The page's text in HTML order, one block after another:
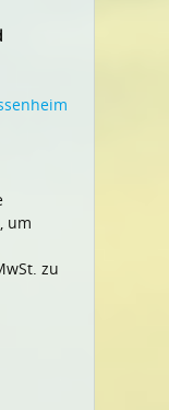
, um
zu